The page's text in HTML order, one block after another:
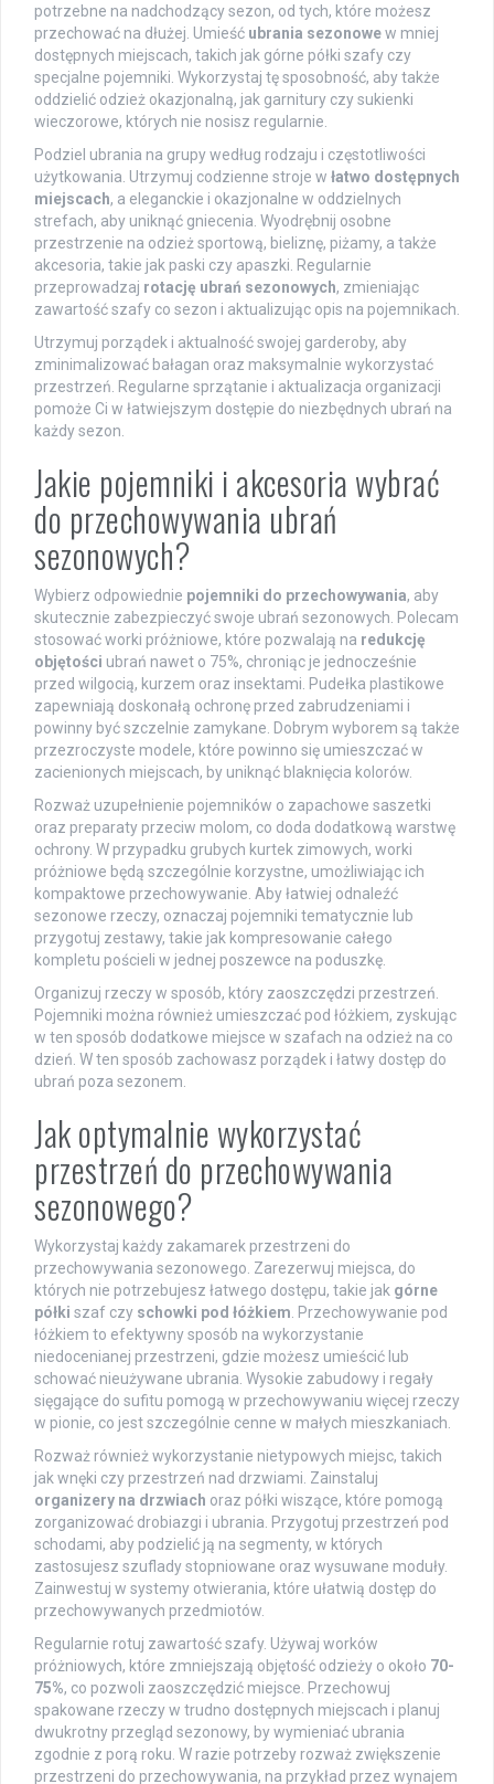
potrzebne na nadchodzący sezon, od tych, które możesz
przechować na dłużej. Umieść ubrania sezonowew mniej
dostępnych miejscach, takich jak górne półki szafy czy
specjalne pojemniki. Wykorzystaj tę sposobność, aby także
oddzielić odzież okazjonalną, jak garnitury czy sukienki
wieczorowe, których nie nosisz regularnie.
Podziel ubrania na grupy według rodzaju i częstotliwości
użytkowania. Utrzymuj codzienne stroje w łatwo dostępnych
miejscach, a eleganckie i okazjonalne w oddzielnych
strefach, aby uniknąć gniecenia. Wyodrębnij osobne
przestrzenie na odzież sportową, bieliznę, piżamy, a także
akcesoria, takie jak paski czy apaszki. Regularnie
przeprowadzaj rotację ubrań sezonowych, zmieniając
zawartość szafy co sezon i aktualizując opis na pojemnikach.
Utrzymuj porządek i aktualność swojej garderoby, aby
zminimalizować bałagan oraz maksymalnie wykorzystać
przestrzeń. Regularne sprzątanie i aktualizacja organizacji
pomoże Ci w łatwiejszym dostępie do niezbędnych ubrań na
każdy sezon.
Jakie pojemniki i akcesoria wybrać
do przechowywania ubrań
sezonowych?
Wybierz odpowiednie pojemniki do przechowywania, aby
skutecznie zabezpieczyć swoje ubrań sezonowych. Polecam
stosować worki próżniowe, które pozwalają na redukcję
objętości ubrań nawet o 75%, chroniąc je jednocześnie
przed wilgocią, kurzem oraz insektami. Pudełka plastikowe
zapewniają doskonałą ochronę przed zabrudzeniami i
powinny być szczelnie zamykane. Dobrym wyborem są także
przezroczyste modele, które powinno się umieszczać w
zacienionych miejscach, by uniknąć blaknięcia kolorów.
Rozważ uzupełnienie pojemników o zapachowe saszetki
oraz preparaty przeciw molom, co doda dodatkową warstwę
ochrony. W przypadku grubych kurtek zimowych, worki
próżniowe będą szczególnie korzystne, umożliwiając ich
kompaktowe przechowywanie. Aby łatwiej odnaleźć
sezonowe rzeczy, oznaczaj pojemniki tematycznie lub
przygotuj zestawy, takie jak kompresowanie całego
kompletu pościeli w jednej poszewce na poduszkę.
Organizuj rzeczy w sposób, który zaoszczędzi przestrzeń.
Pojemniki można również umieszczać pod łóżkiem, zyskując
w ten sposób dodatkowe miejsce w szafach na odzież na co
dzień. W ten sposób zachowasz porządek i łatwy dostęp do
ubrań poza sezonem.
Jak optymalnie wykorzystać
przestrzeń do przechowywania
sezonowego?
Wykorzystaj każdy zakamarek przestrzeni do
przechowywania sezonowego. Zarezerwuj miejsca, do
których nie potrzebujesz łatwego dostępu, takie jak górne
półki szaf czy schowki pod łóżkiem . Przechowywanie pod
łóżkiem to efektywny sposób na wykorzystanie
niedocenianej przestrzeni, gdzie możesz umieścić lub
schować nieużywane ubrania. Wysokie zabudowy i regały
sięgające do sufitu pomogą w przechowywaniu więcej rzeczy
w pionie, co jest szczególnie cenne w małych mieszkaniach.
Rozważ również wykorzystanie nietypowych miejsc, takich
jak wnęki czy przestrzeń nad drzwiami. Zainstaluj
organizery na drzwiach oraz półki wiszące, które pomogą
zorganizować drobiazgi i ubrania. Przygotuj przestrzeń pod
schodami, aby podzielić ją na segmenty, w których
zastosujesz szuflady stopniowane oraz wysuwane moduły.
Zainwestuj w systemy otwierania, które ułatwią dostęp do
przechowywanych przedmiotów.
Regularnie rotuj zawartość szafy. Używaj worków
próżniowych, które zmniejszają objętość odzieży o około 70-
75%, co pozwoli zaoszczędzić miejsce. Przechowuj
spakowane rzeczy w trudno dostępnych miejscach i planuj
dwukrotny przegląd sezonowy, by wymieniać ubrania
zgodnie z porą roku. W razie potrzeby rozważ zwiększenie
przestrzeni do przechowywania, na przykład przez wynajem